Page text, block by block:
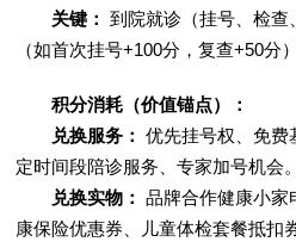
关键： 到院就诊（挂号、检
（如首次挂号+100分，复查+50分）
积分消耗（价值锚点）：
兑换服务： 优先挂号权、免费
定时间段陪诊服务、专家加号机会。
兑换实物： 品牌合作健康小家
康保险优惠券、儿童体检套餐抵扣